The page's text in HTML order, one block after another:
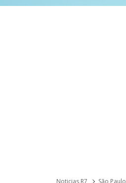
Noticias R7 São Paulo